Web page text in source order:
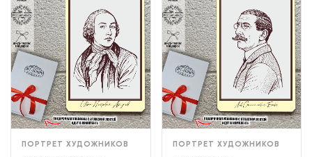
ПОРТРЕТ ХУДОЖНИКОВ ПОРТРЕТ ХУДОЖНИКОВ